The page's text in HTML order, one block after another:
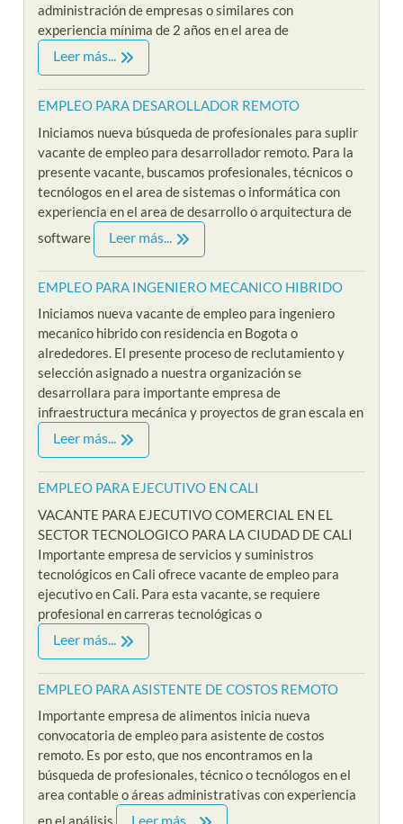
administración de empresas o similares con
experiencia mínima de 2 años en el area de
Leer más...
EMPLEO PARA DESAROLLADOR REMOTO
Iniciamos nueva búsqueda de profesionales para suplir
vacante de empleo para desarrollador remoto. Para la
presente vacante, buscamos profesionales, técnicos o
tecnólogos en el area de sistemas o informática con
experiencia en el area de desarrollo o arquitectura de
software
Leer más...
EMPLEO PARA INGENIERO MECANICO HIBRIDO
Iniciamos nueva vacante de empleo para ingeniero
mecanico hibrido con residencia en Bogota o
alrededores. El presente proceso de reclutamiento y
selección asignado a nuestra organización se
desarrollara para importante empresa de
infraestructura mecánica y proyectos de gran escala en
Leer más...
EMPLEO PARA EJECUTIVO EN CALI
VACANTE PARA EJECUTIVO COMERCIAL EN EL
SECTOR TECNOLOGICO PARA LA CIUDAD DE CALI
Importante empresa de servicios y suministros
tecnológicos en Cali ofrece vacante de empleo para
ejecutivo en Cali. Para esta vacante, se requiere
profesional en carreras tecnológicas o
Leer más...
EMPLEO PARA ASISTENTE DE COSTOS REMOTO
Importante empresa de alimentos inicia nueva
convocatoria de empleo para asistente de costos
remoto. Es por esto, que nos encontramos en la
búsqueda de profesionales, técnico o tecnólogos en el
area contable o áreas administrativas con experiencia
en el análisis
Leer más...